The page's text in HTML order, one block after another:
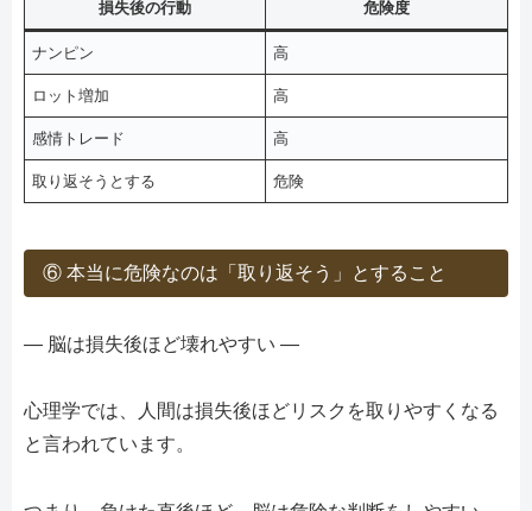
損失後の行動 危険度
ナンピン 高
ロット増加 高
感情トレード 高
取り返そうとする 危険
⑥ 本当に危険なのは「取り返そう」とすること
― 脳は損失後ほど壊れやすい ―
心理学では、人間は損失後ほどリスクを取りやすくなる
と言われています。